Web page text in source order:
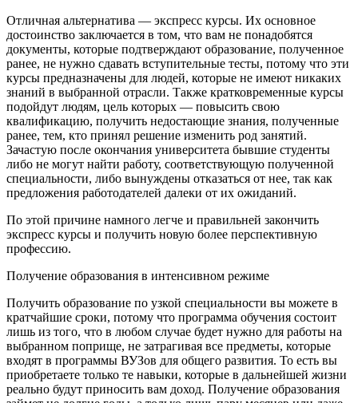
Отличная альтернатива — экспресс курсы. Их основное
достоинство заключается в том, что вам не понадобятся
документы, которые подтверждают образование, полученное
ранее, не нужно сдавать вступительные тесты, потому что эти
курсы предназначены для людей, которые не имеют никаких
знаний в выбранной отрасли. Также кратковременные курсы
подойдут людям, цель которых — повысить свою
квалификацию, получить недостающие знания, полученные
ранее, тем, кто принял решение изменить род занятий.
Зачастую после окончания университета бывшие студенты
либо не могут найти работу, соответствующую полученной
специальности, либо вынуждены отказаться от нее, так как
предложения работодателей далеки от их ожиданий.
По этой причине намного легче и правильней закончить
экспресс курсы и получить новую более перспективную
профессию.
Получение образования в интенсивном режиме
Получить образование по узкой специальности вы можете в
кратчайшие сроки, потому что программа обучения состоит
лишь из того, что в любом случае будет нужно для работы на
выбранном поприще, не затрагивая все предметы, которые
входят в программы ВУЗов для общего развития. То есть вы
приобретаете только те навыки, которые в дальнейшей жизни
реально будут приносить вам доход. Получение образования